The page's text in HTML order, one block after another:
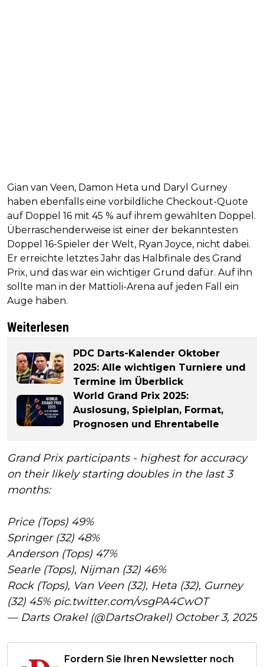
Gian van Veen, Damon Heta und Daryl Gurney
haben ebenfalls eine vorbildliche Checkout-Quote
auf Doppel 16 mit 45 % auf ihrem gewählten Doppel.
Überraschenderweise ist einer der bekanntesten
Doppel 16-Spieler der Welt, Ryan Joyce, nicht dabei.
Er erreichte letztes Jahr das Halbfinale des Grand
Prix, und das war ein wichtiger Grund dafür. Auf ihn
sollte man in der Mattioli-Arena auf jeden Fall ein
Auge haben.
Weiterlesen
PDC Darts-Kalender Oktober
2025: Alle wichtigen Turniere und
Termine im Überblick
World Grand Prix 2025:
Auslosung, Spielplan, Format,
Prognosen und Ehrentabelle
Grand Prix participants - highest for accuracy
on their likely starting doubles in the last 3
months:
Price (Tops) 49%
Springer (32) 48%
Anderson (Tops) 47%
Searle (Tops), Nijman (32) 46%
Rock (Tops), Van Veen (32), Heta (32), Gurney
(32) 45% pic.twitter.com/vsgPA4CwOT
— Darts Orakel (@DartsOrakel) October 3, 2025
Fordern Sie Ihren Newsletter noch